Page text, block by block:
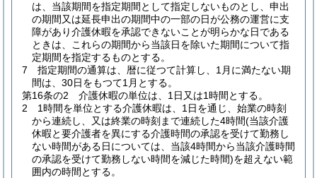
は、当該期間を指定期間として指定しないものとし、申出
の期間又は延長申出の期間中の一部の日が公務の運営に支
障があり介護休暇を承認できないことが明らかな日である
ときは、これらの期間から当該日を除いた期間について指
定期間を指定するものとする。
7
指定期間の通算は、暦に従つて計算し、1月に満たない期
間は、30日をもつて1月とする。
第16条の2
介護休暇の単位は、1日又は1時間とする。
2
1時間を単位とする介護休暇は、1日を通じ、始業の時刻
から連続し、又は終業の時刻まで連続した4時間(当該介護
休暇と要介護者を異にする介護時間の承認を受けて勤務し
ない時間がある日については、当該4時間から当該介護時間
の承認を受けて勤務しない時間を減じた時間)を超えない範
囲内の時間とする。